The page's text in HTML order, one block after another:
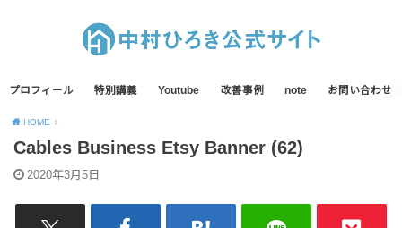
プロフィール 特別講義 Youtube 改善事例 note お問い合わせ
HOME
Cables Business Etsy Banner (62)
2020年3月5日